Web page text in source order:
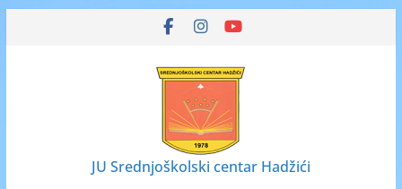
JU Srednjoškolski centar Hadžići